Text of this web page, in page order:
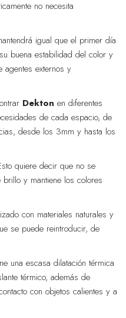
no necesita
igual que el primer día
buena estabilidad del color y
agentes externos y
Dekton en diferentes
de cada espacio, de
desde los 3mm y hasta los
quiere decir que no se
y mantiene los colores
con materiales naturales y
se puede reintroducir, de
una escasa dilatación térmica
térmico, además de
con objetos calientes y a